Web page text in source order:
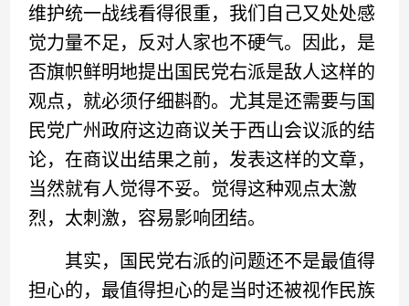
维护统一战线看得很重，我们自己又处处感
觉力量不足，反对人家也不硬气。因此，是
否旗帜鲜明地提出国民党右派是敌人这样的
观点，就必须仔细斟酌。尤其是还需要与国
民党广州政府这边商议关于西山会议派的结
论，在商议出结果之前，发表这样的文章，
当然就有人觉得不妥。觉得这种观点太激
烈，太刺激，容易影响团结。
其实，国民党右派的问题还不是最值得
担心的，最值得担心的是当时还被视作民族